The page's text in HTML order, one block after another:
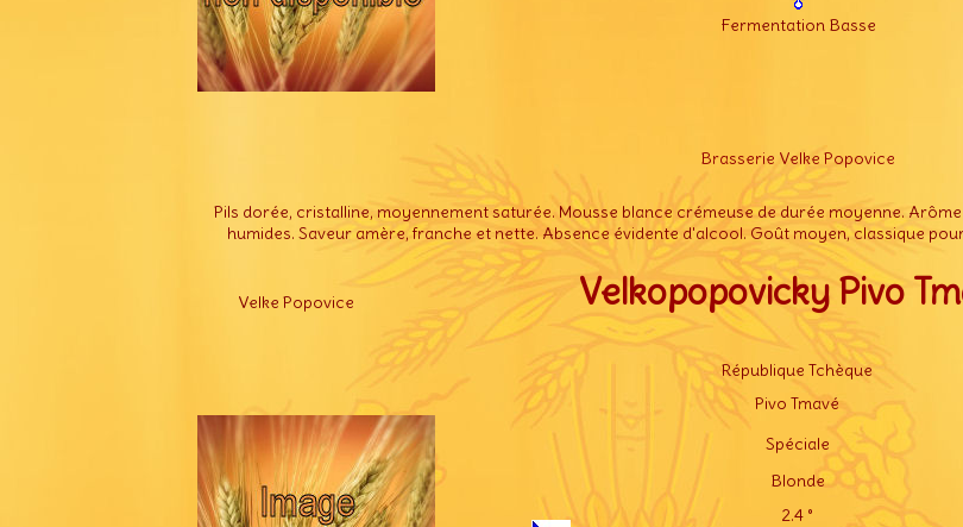
Fermentation Basse
Brasserie Velke Popovice
Pils dorée, cristalline, moyennement saturée. Mousse blance crémeuse de durée moyenne.
humides. Saveur amère, franche et nette. Absence évidente d'alcool. Goût moyen, classique
Velke Popovice Velkopopovicky Pivo
République Tchèque
Pivo Tmavé
Spéciale
Blonde
2.4 °